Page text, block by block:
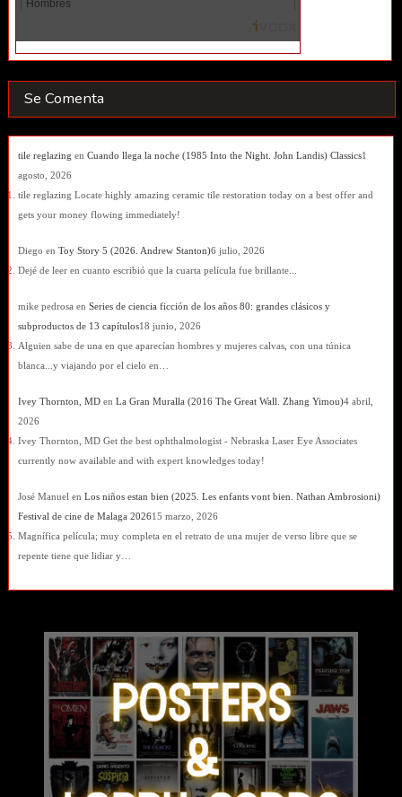
Se Comenta
tile reglazing en Cuando llega la noche (1985 Into the Night. John Landis) Classics1
agosto, 2026
tile reglazing Locate highly amazing ceramic tile restoration today on a best offer and
gets your money flowing immediately!
Diego en Toy Story 5 (2026. Andrew Stanton)6 julio, 2026
Dejé de leer en cuanto escribió que la cuarta película fue brillante...
mike pedrosa en Series de ciencia ficción de los años 80: grandes clásicos y
subproductos de 13 capítulos18 junio, 2026
Alguien sabe de una en que aparecían hombres y mujeres calvas, con una túnica
blanca...y viajando por el cielo en…
Ivey Thornton, MDen La Gran Muralla (2016 The Great Wall. Zhang Yimou)4 abril,
2026
Ivey Thornton, MD Get the best ophthalmologist - Nebraska Laser Eye Associates
currently now available and with expert knowledges today!
José Manuel en Los niños estan bien (2025. Les enfants vont bien. Nathan Ambrosioni)
Festival de cine de Malaga 202615 marzo, 2026
Magnífica película; muy completa en el retrato de una mujer de verso libre que se
repente tiene que lidiar y…